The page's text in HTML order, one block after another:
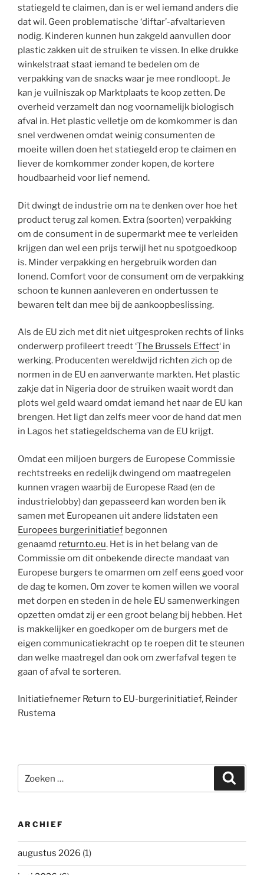
statiegeld te claimen, dan is er wel iemand anders die
dat wil. Geen problematische ‘diftar’-afvaltarieven
nodig. Kinderen kunnen hun zakgeld aanvullen door
plastic zakken uit de struiken te vissen. In elke drukke
winkelstraat staat iemand te bedelen om de
verpakking van de snacks waar je mee rondloopt. Je
kan je vuilniszak op Marktplaats te koop zetten. De
overheid verzamelt dan nog voornamelijk biologisch
afval in. Het plastic velletje om de komkommer is dan
snel verdwenen omdat weinig consumenten de
moeite willen doen het statiegeld erop te claimen en
liever de komkommer zonder kopen, de kortere
houdbaarheid voor lief nemend.
Dit dwingt de industrie om na te denken over hoe het
product terug zal komen. Extra (soorten) verpakking
om de consument in de supermarkt mee te verleiden
krijgen dan wel een prijs terwijl het nu spotgoedkoop
is. Minder verpakking en hergebruik worden dan
lonend. Comfort voor de consument om de verpakking
schoon te kunnen aanleveren en ondertussen te
bewaren telt dan mee bij de aankoopbeslissing.
Als de EU zich met dit niet uitgesproken rechts of links
onderwerp profileert treedt ‘The Brussels Effect‘ in
werking. Producenten wereldwijd richten zich op de
normen in de EU en aanverwante markten. Het plastic
zakje dat in Nigeria door de struiken waait wordt dan
plots wel geld waard omdat iemand het naar de EU kan
brengen. Het ligt dan zelfs meer voor de hand dat men
in Lagos het statiegeldschema van de EU krijgt.
Omdat een miljoen burgers de Europese Commissie
rechtstreeks en redelijk dwingend om maatregelen
kunnen vragen waarbij de Europese Raad (en de
industrielobby) dan gepasseerd kan worden ben ik
samen met Europeanen uit andere lidstaten een
Europees burgerinitiatief begonnen
genaamd returnto.eu. Het is in het belang van de
Commissie om dit onbekende directe mandaat van
Europese burgers te omarmen om zelf eens goed voor
de dag te komen. Om zover te komen willen we vooral
met dorpen en steden in de hele EU samenwerkingen
opzetten omdat zij er een groot belang bij hebben. Het
is makkelijker en goedkoper om de burgers met de
eigen communicatiekracht op te roepen dit te steunen
dan welke maatregel dan ook om zwerfafval tegen te
gaan of afval te sorteren.
Initiatiefnemer Return to EU-burgerinitiatief, Reinder
Rustema
naar:
ARCHIEF
augustus 2026 (1)